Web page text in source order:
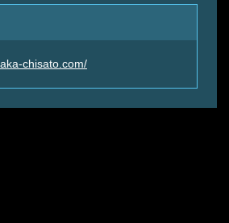
chisato.com/